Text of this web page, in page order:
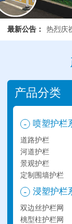
最新公告：
热烈
热烈庆
产品分类
- 喷塑护栏
道路护栏
河道护栏
景观护栏
定制围墙护栏
- 浸塑护栏
双边丝护栏网
桃型柱护栏网